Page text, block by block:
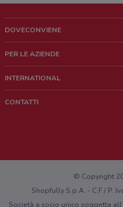
DOVECONVIENE
Chi siamo
Lavora con noi
PER LE AZIENDE
Richieste commerciali e marketing
INTERNATIONAL
CONTATTI
Hai un malfunzionamento sul web
© Copyright
Shopfully S.p.A. - C.F / P.
Società a socio unico soggetta